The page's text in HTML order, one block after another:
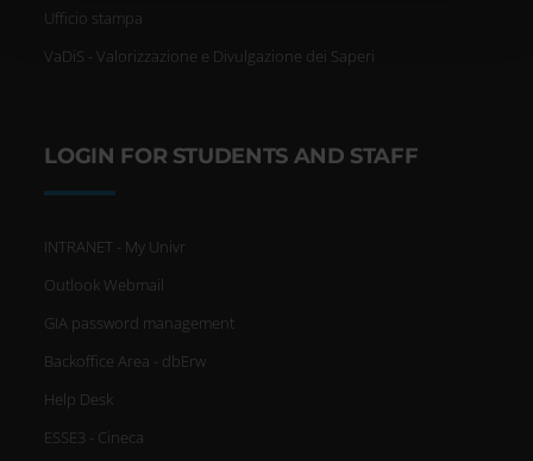
pubblicità e social media, i quali potrebbero combinarle
raccolto dal tuo utilizzo dei loro servizi.
Ufficio stampa
VaDiS - Valorizzazione e Divulgazione dei Saperi
LOGIN FOR STUDENTS AND STAFF
INTRANET - My Univr
Outlook Webmail
GIA password management
Backoffice Area - dbErw
Help Desk
ESSE3 - Cineca